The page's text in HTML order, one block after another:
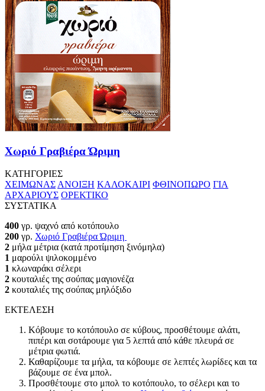
Χωριό Γραβιέρα Ώριμη
ΚΑΤΗΓΟΡΙΕΣ
ΧΕΙΜΩΝΑΣΑΝΟΙΞΗ ΚΑΛΟΚΑΙΡΙ ΦΘΙΝΟΠΩΡΟ ΓΙΑ
ΑΡΧΑΡΙΟΥΣ ΟΡΕΚΤΙΚΟ
ΣΥΣΤΑΤΙΚΑ
400 γρ. ψαχνό από κοτόπουλο
200 γρ. Χωριό Γραβιέρα Ώριμη
2 μήλα μέτρια (κατά προτίμηση ξινόμηλα)
1 μαρούλι ψιλοκομμένο
1 κλωναράκι σέλερι
2 κουταλιές της σούπας μαγιονέζα
2 κουταλιές της σούπας μηλόξιδο
ΕΚΤΕΛΕΣΗ
Κόβουμε το κοτόπουλο σε κύβους, προσθέτουμε αλάτι,
πιπέρι και σοτάρουμε για 5 λεπτά από κάθε πλευρά σε
μέτρια φωτιά.
Καθαρίζουμε τα μήλα, τα κόβουμε σε λεπτές λωρίδες και τα
βάζουμε σε ένα μπολ.
Προσθέτουμε στο μπολ το κοτόπουλο, το σέλερι και το